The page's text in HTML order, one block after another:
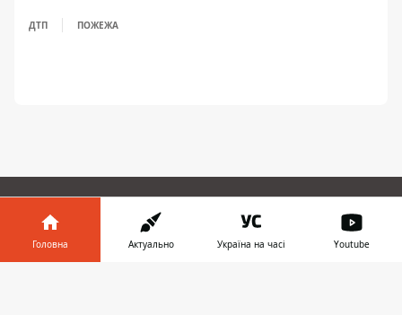
ДТП ПОЖЕЖА
ЗАПРОПОНУВАТИ НОВИНУ
Головна Актуально Україна на часі Youtube